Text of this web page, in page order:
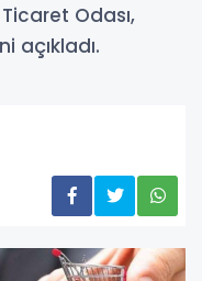
Odası,
açıkladı.